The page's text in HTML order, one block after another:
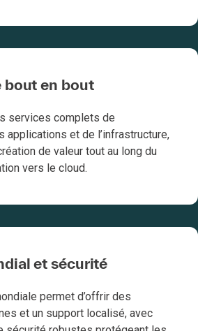
bout en bout
services complets de
applications et de l’infrastructure,
de valeur tout au long du
vers le cloud.
et sécurité
permet d’offrir des
et un support localisé, avec